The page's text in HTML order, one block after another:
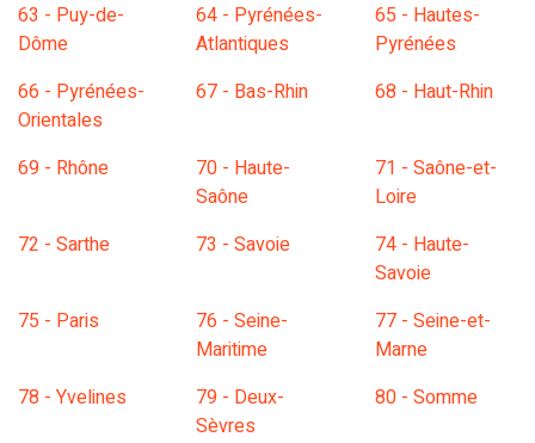
63 - Puy-de-
Dôme
64 - Pyrénées-
Atlantiques
65 - Hautes-
Pyrénées
66 - Pyrénées-
Orientales
67 - Bas-Rhin 68 - Haut-Rhin
69 - Rhône
70 - Haute-
Saône
71 - Saône-et-
Loire
72 - Sarthe
73 - Savoie
74 - Haute-
Savoie
75 - Paris
76 - Seine-
Maritime
77 - Seine-et-
Marne
78 - Yvelines
79 - Deux-
Sèvres
80 - Somme